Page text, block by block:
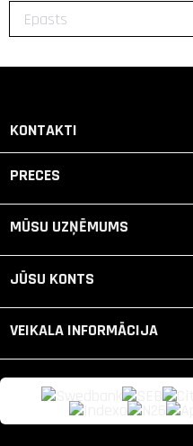
KONTAKTI
PRECES
MŪSU UZŅĒMUMS
JŪSU KONTS
VEIKALA INFORMĀCIJA